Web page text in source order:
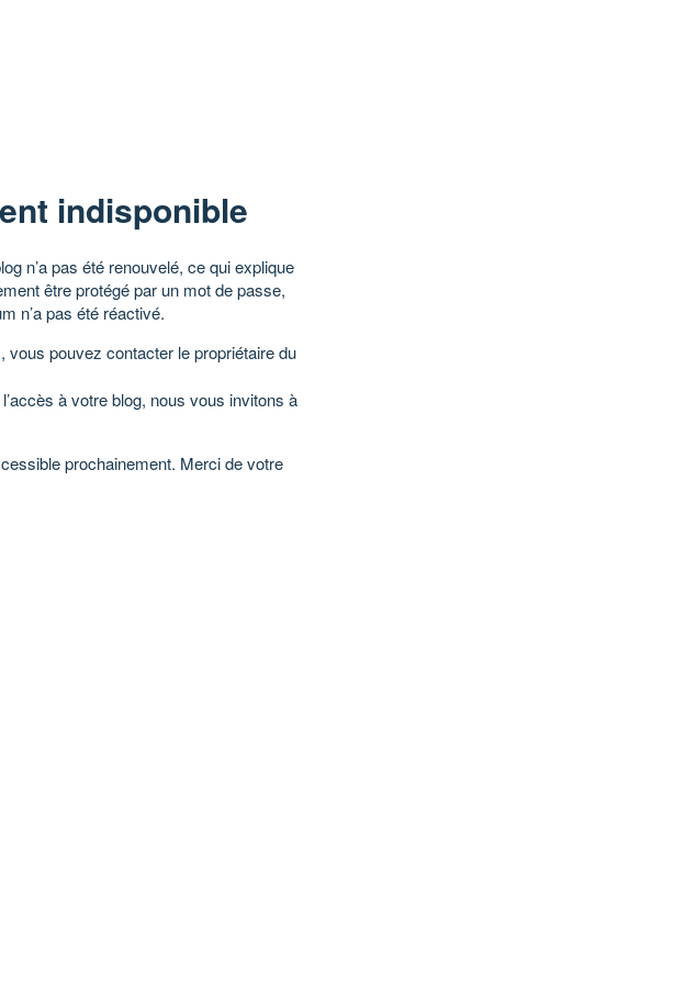
indisponible
n’a pas été renouvelé, ce qui explique
être protégé par un mot de passe,
n’a pas été réactivé.
vous pouvez contacter le propriétaire du
à votre blog, nous vous invitons à
prochainement. Merci de votre